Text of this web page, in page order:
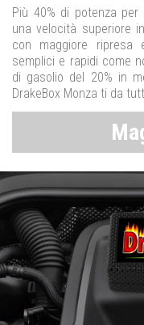
Più 40% di potenza
una velocità superiore
con maggiore ripresa
semplici e rapidi come
di gasolio del 20% in
DrakeBox Monza ti da